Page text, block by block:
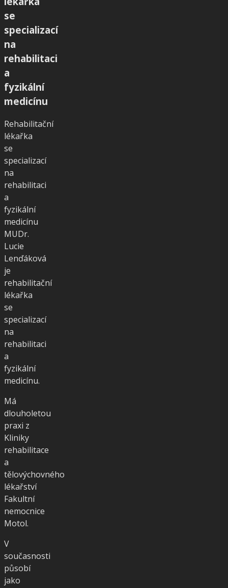
se
specializací
na
rehabilitaci
a
fyzikální
medicínu
Rehabilitační
lékařka
se
specializací
na
rehabilitaci
a
fyzikální
medicínu
MUDr.
Lucie
Lenďáková
je
rehabilitační
lékařka
se
specializací
na
rehabilitaci
a
fyzikální
medicínu.
Má
dlouholetou
praxi z
Kliniky
rehabilitace
a
tělovýchovného
lékařství
Fakultní
nemocnice
Motol.
V
současnosti
působí
jako